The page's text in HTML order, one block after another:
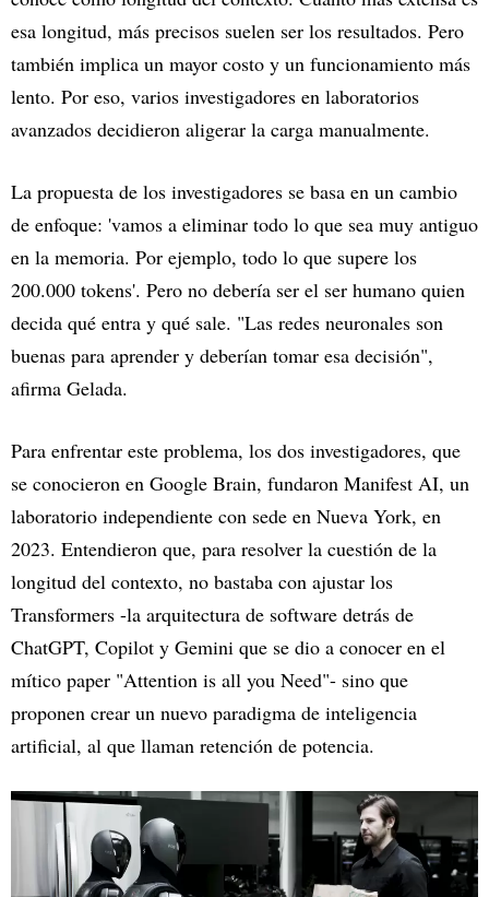
esa longitud, más precisos suelen ser los resultados. Pero
también implica un mayor costo y un funcionamiento más
lento. Por eso, varios investigadores en laboratorios
avanzados decidieron aligerar la carga manualmente.
La propuesta de los investigadores se basa en un cambio
de enfoque: 'vamos a eliminar todo lo que sea muy antiguo
en la memoria. Por ejemplo, todo lo que supere los
200.000 tokens'. Pero no debería ser el ser humano quien
decida qué entra y qué sale. "Las redes neuronales son
buenas para aprender y deberían tomar esa decisión",
afirma Gelada.
Para enfrentar este problema, los dos investigadores, que
se conocieron en Google Brain, fundaron Manifest AI, un
laboratorio independiente con sede en Nueva York, en
2023. Entendieron que, para resolver la cuestión de la
longitud del contexto, no bastaba con ajustar los
Transformers -la arquitectura de software detrás de
ChatGPT, Copilot y Gemini que se dio a conocer en el
mítico paper "Attention is all you Need"- sino que
proponen crear un nuevo paradigma de inteligencia
artificial, al que llaman retención de potencia.